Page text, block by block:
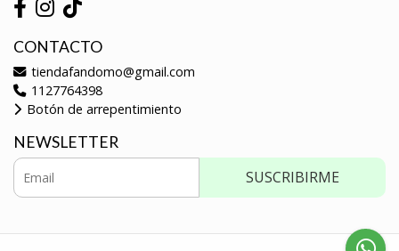
CONTACTO
tiendafandomo@gmail.com
1127764398
Botón de arrepentimiento
NEWSLETTER
SUSCRIBIRME